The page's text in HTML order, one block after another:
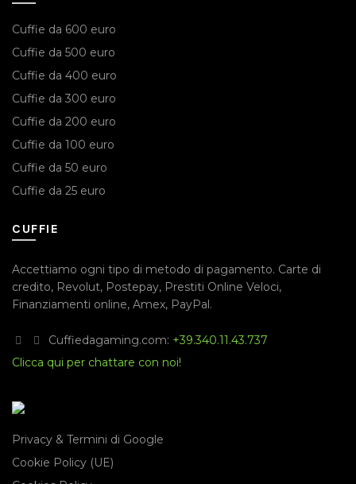
Cuffie da 600 euro
Cuffie da 500 euro
Cuffie da 400 euro
Cuffie da 300 euro
Cuffie da 200 euro
Cuffie da 100 euro
Cuffie da 50 euro
Cuffie da 25 euro
CUFFIE
Accettiamo ogni tipo di metodo di pagamento. Carte di
credito, Revolut, Postepay, Prestiti Online Veloci,
Finanziamenti online, Amex, PayPal.
Cuffiedagaming.com: +39.340.11.43.737
Clicca qui per chattare con noi!
Privacy & Termini di Google
Cookie Policy (UE)